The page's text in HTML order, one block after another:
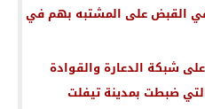
القبض على المشتبه بهم في
على شبكة الدعارة والقوادة
ضبطت بمدينة تيفلت